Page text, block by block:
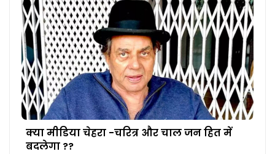
क्या मीडिया चेहरा -चरित्र और चाल जन हित में
बदलेगा ??